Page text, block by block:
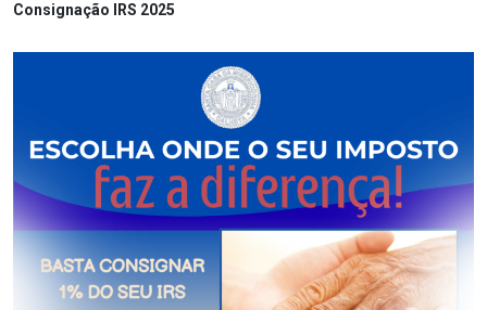
Consignação IRS 2025